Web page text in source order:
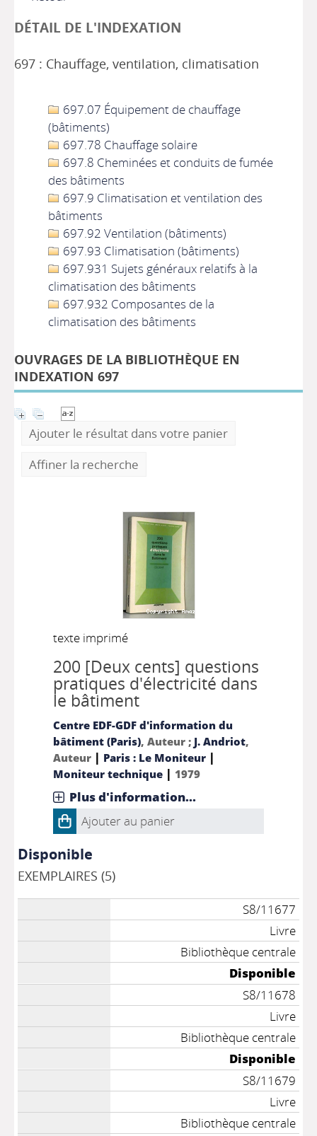
DÉTAIL DE L'INDEXATION
697 : Chauffage, ventilation, climatisation
697.07 Équipement de chauffage
(bâtiments)
697.78 Chauffage solaire
697.8 Cheminées et conduits de fumée
des bâtiments
697.9 Climatisation et ventilation des
bâtiments
697.92 Ventilation (bâtiments)
697.93 Climatisation (bâtiments)
697.931 Sujets généraux relatifs à la
climatisation des bâtiments
697.932 Composantes de la
climatisation des bâtiments
OUVRAGES DE LA BIBLIOTHÈQUE EN
INDEXATION 697
Ajouter le résultat dans votre panier
Affiner la recherche
texte imprimé
200 [Deux cents] questions
pratiques d'électricité dans
le bâtiment
Centre EDF-GDF d'information du
bâtiment (Paris), Auteur ; J. Andriot,
Auteur | Paris : Le Moniteur|
Moniteur technique| 1979
Plus d'information...
Ajouter au panier
Disponible
EXEMPLAIRES (5)
S8/11677
Livre
Bibliothèque centrale
Disponible
S8/11678
Livre
Bibliothèque centrale
Disponible
S8/11679
Livre
Bibliothèque centrale